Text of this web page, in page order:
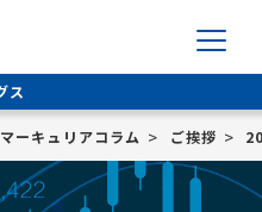
ス
マーキュリアコラム ご挨拶